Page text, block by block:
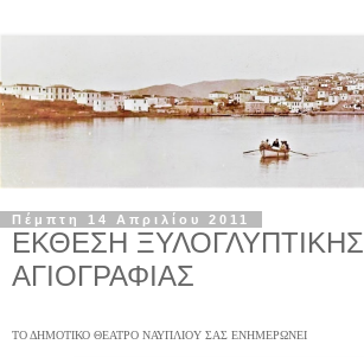
Πέμπτη 14 Απριλίου 2011
ΕΚΘΕΣΗ ΞΥΛΟΓΛΥΠΤΙΚΗΣ
ΑΓΙΟΓΡΑΦΙΑΣ
ΤΟ ΔΗΜΟΤΙΚΟ ΘΕΑΤΡΟ ΝΑΥΠΛΙΟΥ ΣΑΣ ΕΝΗΜΕΡΩΝΕΙ